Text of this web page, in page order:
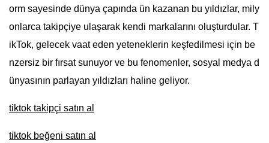
orm sayesinde dünya çapında ün kazanan bu yıldızlar, mily
onlarca takipçiye ulaşarak kendi markalarını oluşturdular. T
ikTok, gelecek vaat eden yeteneklerin keşfedilmesi için be
nzersiz bir fırsat sunuyor ve bu fenomenler, sosyal medya d
ünyasının parlayan yıldızları haline geliyor.
tiktok takipçi satın al
tiktok beğeni satın al